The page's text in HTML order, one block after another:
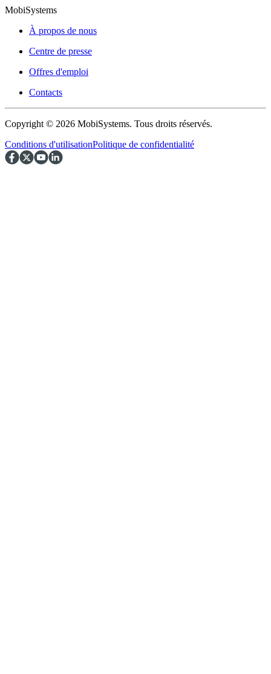
MobiSystems
À propos de nous
Centre de presse
Offres d'emploi
Contacts
Copyright © 2026 MobiSystems. Tous droits réservés.
Conditions d'utilisationPolitique de confidentialité